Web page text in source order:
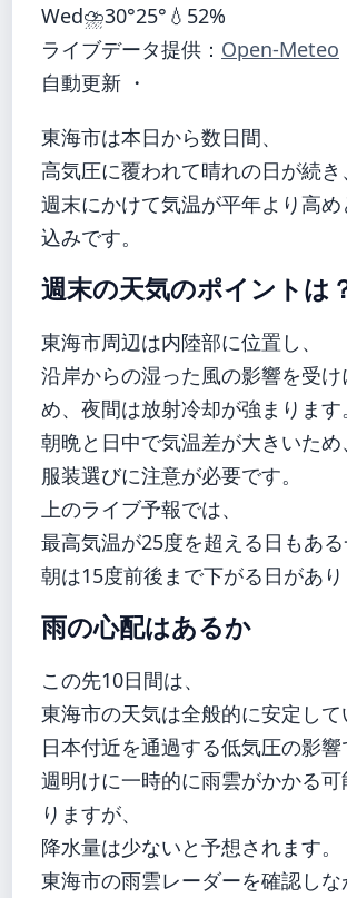
Wed⛈️30°25° 💧52%
ライブデータ提供： Open-Meteo
自動更新 ・
東海市は本日から数日間、
高気圧に覆われて晴れの日が続き、
週末にかけて気温が平年より高め
込みです。
週末の天気のポイントは
東海市周辺は内陸部に位置し、
沿岸からの湿った風の影響を受け
め、夜間は放射冷却が強まります。
朝晩と日中で気温差が大きいため、
服装選びに注意が必要です。
上のライブ予報では、
最高気温が25度を超える日もある
朝は15度前後まで下がる日があり
雨の心配はあるか
この先10日間は、
東海市の天気は全般的に安定して
日本付近を通過する低気圧の影響
週明けに一時的に雨雲がかかる可
りますが、
降水量は少ないと予想されます。
東海市の雨雲レーダーを確認しな